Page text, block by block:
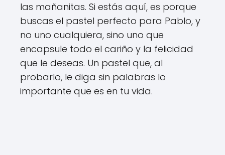
las mañanitas. Si estás aquí, es porque
buscas el pastel perfecto para Pablo, y
no uno cualquiera, sino uno que
encapsule todo el cariño y la felicidad
que le deseas. Un pastel que, al
probarlo, le diga sin palabras lo
importante que es en tu vida.